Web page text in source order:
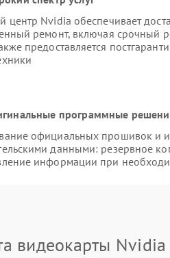
центр Nvidia обеспечивает
ремонт, включая срочный
предоставляется
программные
официальных прошивок и
данными: резервное
информации при
видеокарты Nvidia